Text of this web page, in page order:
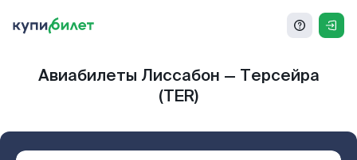
Авиабилеты Лиссабон — Терсейра
(TER)